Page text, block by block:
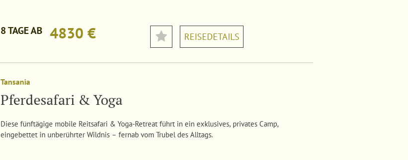
8 TAGE AB 4830 € REISEDETAILS
Tansania
Pferdesafari & Yoga
Diese fünftägige mobile Reitsafari & Yoga-Retreat führt in ein exklusives, privates Camp,
eingebettet in unberührter Wildnis – fernab vom Trubel des Alltags.